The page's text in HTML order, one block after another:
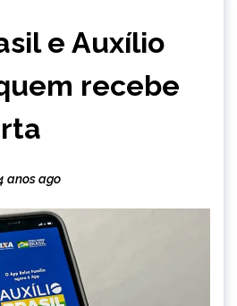
e Auxílio
recebe
anos ago